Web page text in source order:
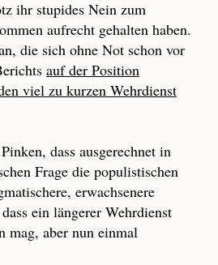
ihr stupides Nein zum
aufrecht gehalten haben.
die sich ohne Not schon vor
auf der Position
viel zu kurzen Wehrdienst
dass ausgerechnet in
Frage die populistischen
erwachsenere
ein längerer Wehrdienst
mag, aber nun einmal